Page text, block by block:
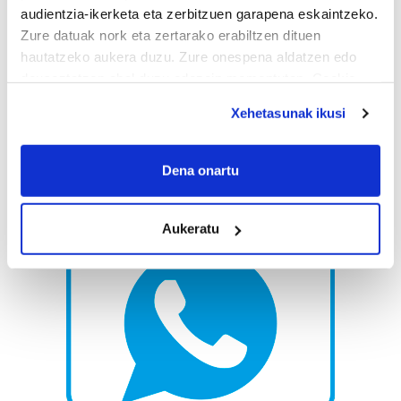
audientzia-ikerketa eta zerbitzuen garapena eskaintzeko.
Zure datuak nork eta zertarako erabiltzen dituen
hautatzeko aukera duzu. Zure onespena aldatzen edo
If you allow, we would also like to:
Collect information about your geographical
Identify your device by actively scanning it for
specific characteristics (fingerprinting)
Find out more about how your personal data is processed
and set your preferences in the
details section
Guk eta gure bazkideek zure datu pertsonalak
prozesatzen ditugu, zure IP zenbakia, besteak beste,
teknologia erabiliz, cookieak adibidez, iragarki eta eduki
Xehetasunak ikusi
Dena onartu
Aukeratu